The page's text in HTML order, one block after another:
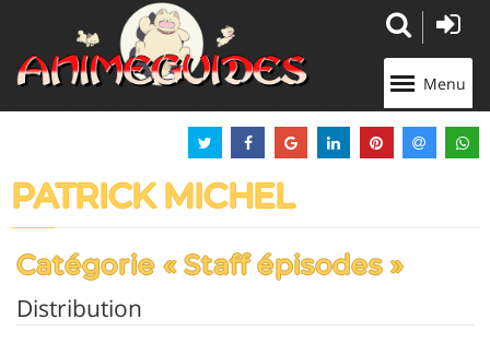
Menu
PATRICK MICHEL
Catégorie « Staff épisodes »
Distribution
Panneau de gestion des cookies